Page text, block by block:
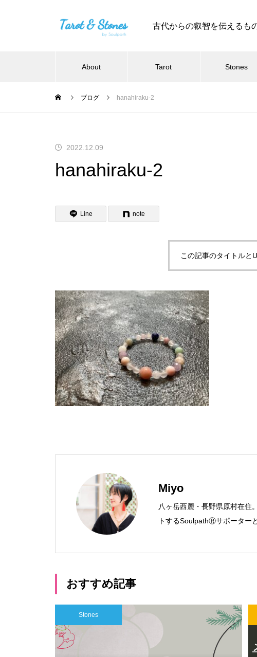
古代からの叡智を伝えるも
About Tarot Stones
ブログ hanahiraku-2
2022.12.09
hanahiraku-2
Line note
この記事のタイトルと
Miyo
八ヶ岳西麓・長野県原村在住
トするSoulpathⓇサポーター
おすすめ記事
Stones